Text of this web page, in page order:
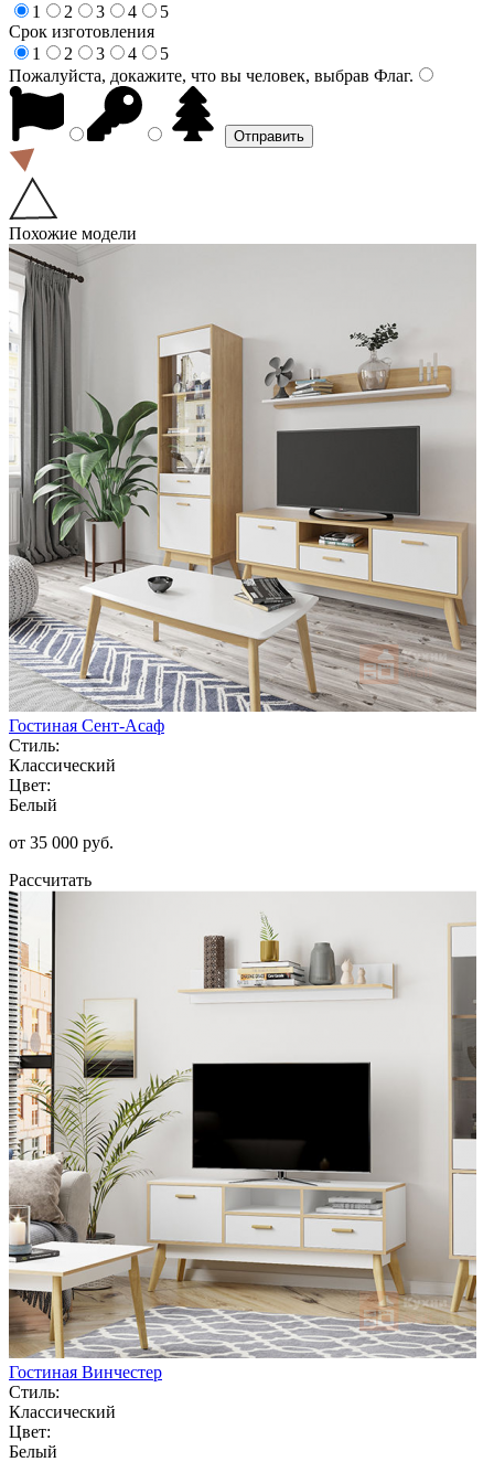
1
2 3 4
5
Срок изготовления
1
2 3 4
5
Пожалуйста, докажите, что вы человек, выбрав Флаг.
Похожие модели
Гостиная Сент-Асаф
Стиль:
Классический
Цвет:
Белый
от 35 000 руб.
Рассчитать
Гостиная Винчестер
Стиль:
Классический
Цвет:
Белый